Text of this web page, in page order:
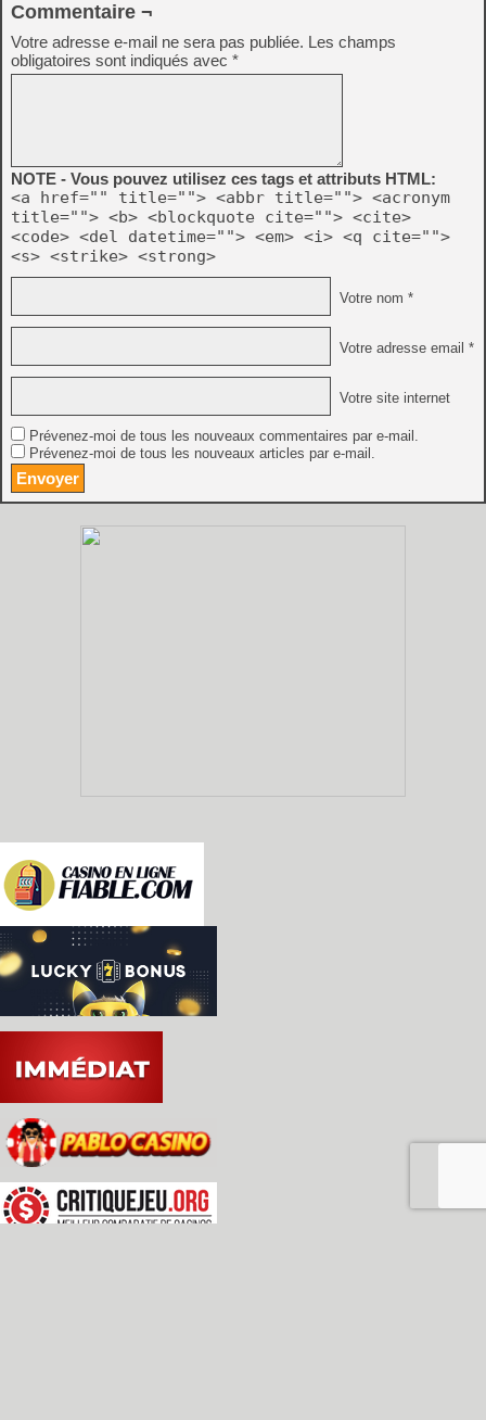
Commentaire ¬
Votre adresse e-mail ne sera pas publiée. Les champs
obligatoires sont indiqués avec *
NOTE - Vous pouvez utilisez ces tags et attributs HTML:
<a href="" title=""> <abbr title=""> <acronym
title=""> <b> <blockquote cite=""> <cite>
<code> <del datetime=""> <em> <i> <q cite="">
<s> <strike> <strong>
Votre nom *
Votre adresse email *
Votre site internet
Prévenez-moi de tous les nouveaux commentaires par e-mail.
Prévenez-moi de tous les nouveaux articles par e-mail.